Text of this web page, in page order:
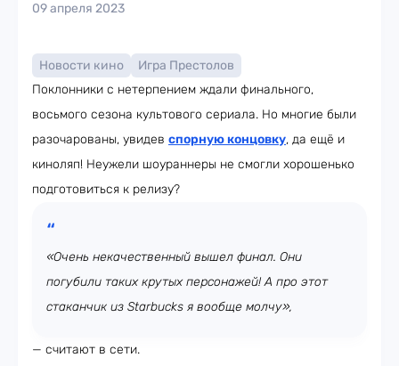
09 апреля 2023
Новости кино
Игра Престолов
Поклонники с нетерпением ждали финального,
восьмого сезона культового сериала. Но многие были
разочарованы, увидев спорную концовку, да ещё и
киноляп! Неужели шоураннеры не смогли хорошенько
подготовиться к релизу?
«Очень некачественный вышел финал. Они
погубили таких крутых персонажей! А про этот
стаканчик из Starbucks я вообще молчу»,
— считают в сети.